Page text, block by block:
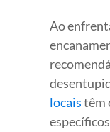
Ao
locaistêm